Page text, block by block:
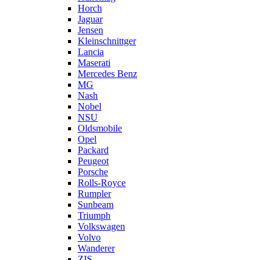
Horch
Jaguar
Jensen
Kleinschnittger
Lancia
Maserati
Mercedes Benz
MG
Nash
Nobel
NSU
Oldsmobile
Opel
Packard
Peugeot
Porsche
Rolls-Royce
Rumpler
Sunbeam
Triumph
Volkswagen
Volvo
Wanderer